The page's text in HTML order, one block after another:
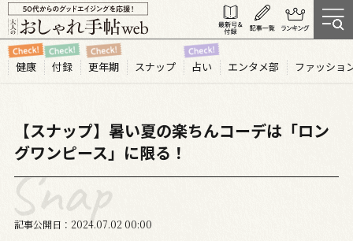
健康 付録 更年期 スナップ 占い エンタメ部 ファッショ
【スナップ】暑い夏の楽ちんコーデは「ロン
グワンピース」に限る！
記事公開日 2024.07 02 00:00